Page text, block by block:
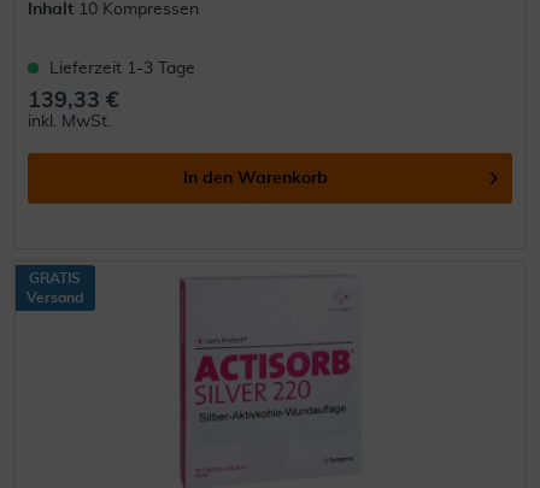
Inhalt 10 Kompressen
Lieferzeit 1-3 Tage
139,33 €
inkl. MwSt.
In den Warenkorb
GRATIS
Versand